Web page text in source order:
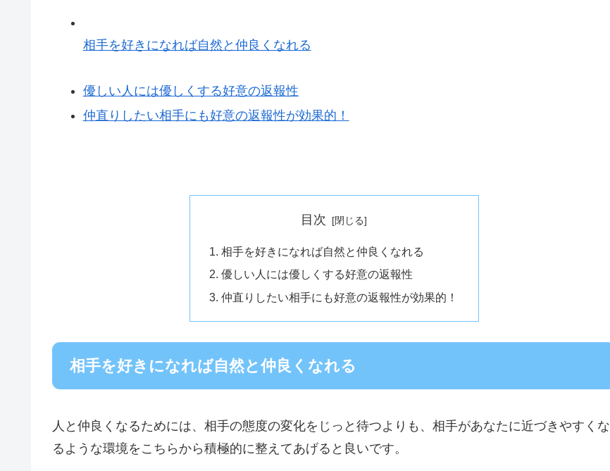
相手を好きになれば自然と仲良くなれる
優しい人には優しくする好意の返報性
仲直りしたい相手にも好意の返報性が効果的！
目次
相手を好きになれば自然と仲良くなれる
優しい人には優しくする好意の返報性
仲直りしたい相手にも好意の返報性が効果的！
相手を好きになれば自然と仲良くなれる
人と仲良くなるためには、相手の態度の変化をじっと待つよりも、相手があなたに近づきやすくな
るような環境をこちらから積極的に整えてあげると良いです。